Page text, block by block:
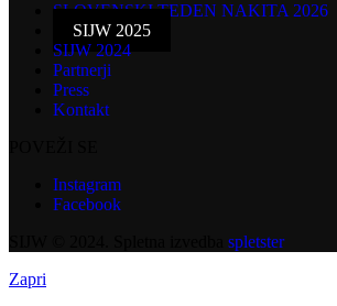
SLOVENSKI TEDEN NAKITA 2026
SIJW 2025
SIJW 2024
Partnerji
Press
Kontakt
Instagram
Facebook
spletster
Zapri